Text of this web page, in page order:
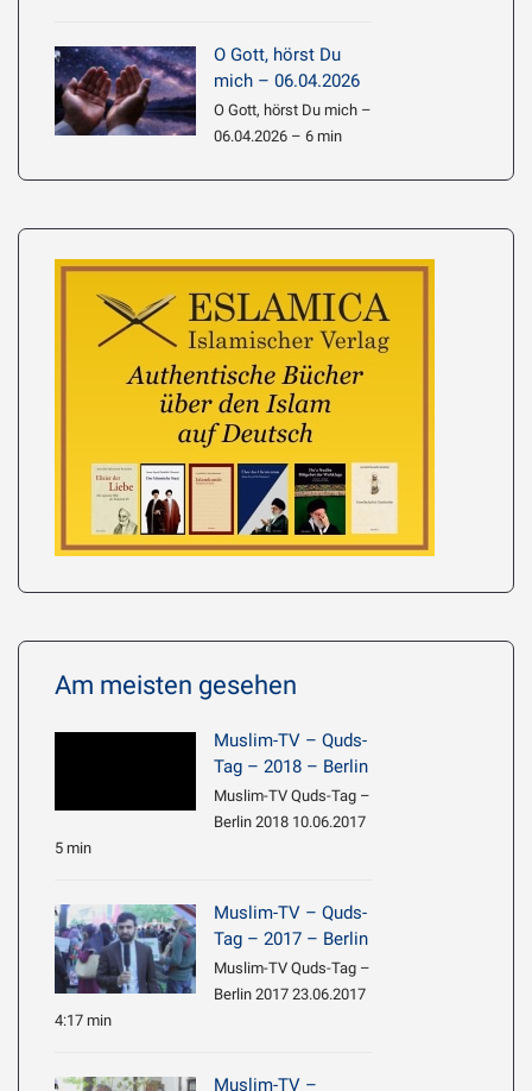
O Gott, hörst Du
mich – 06.04.2026
O Gott, hörst Du mich –
06.04.2026 – 6 min
Am meisten gesehen
Muslim-TV – Quds-
Tag – 2018 – Berlin
Muslim-TV Quds-Tag –
Berlin 2018 10.06.2017
5 min
Muslim-TV – Quds-
Tag – 2017 – Berlin
Muslim-TV Quds-Tag –
Berlin 2017 23.06.2017
4:17 min
Muslim-TV –